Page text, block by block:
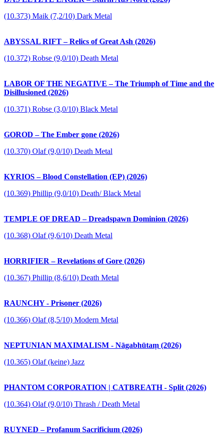
(10.373) Maik (7,2/10) Dark Metal
ABYSSAL RIFT – Relics of Great Ash (2026)
(10.372) Robse (9,0/10) Death Metal
LABOR OF THE NEGATIVE – The Triumph of Time and the
Disillusioned (2026)
(10.371) Robse (3,0/10) Black Metal
GOROD – The Ember gone (2026)
(10.370) Olaf (9,0/10) Death Metal
KYRIOS – Blood Constellation (EP) (2026)
(10.369) Phillip (9,0/10) Death/ Black Metal
TEMPLE OF DREAD – Dreadspawn Dominion (2026)
(10.368) Olaf (9,6/10) Death Metal
HORRIFIER – Revelations of Gore (2026)
(10.367) Phillip (8,6/10) Death Metal
RAUNCHY - Prisoner (2026)
(10.366) Olaf (8,5/10) Modern Metal
NEPTUNIAN MAXIMALISM - Nāgabhūtaṃ (2026)
(10.365) Olaf (keine) Jazz
PHANTOM CORPORATION | CATBREATH - Split (2026)
(10.364) Olaf (9,0/10) Thrash / Death Metal
RUYNED – Profanum Sacrificium (2026)